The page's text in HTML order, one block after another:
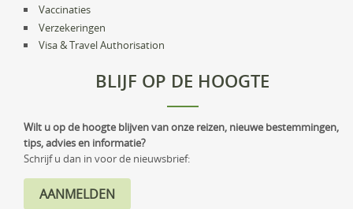
Vaccinaties
Verzekeringen
Visa & Travel Authorisation
BLIJF OP DE HOOGTE
Wilt u op de hoogte blijven van onze reizen, nieuwe bestemmingen,
tips, advies en informatie?
Schrijf u dan in voor de nieuwsbrief: